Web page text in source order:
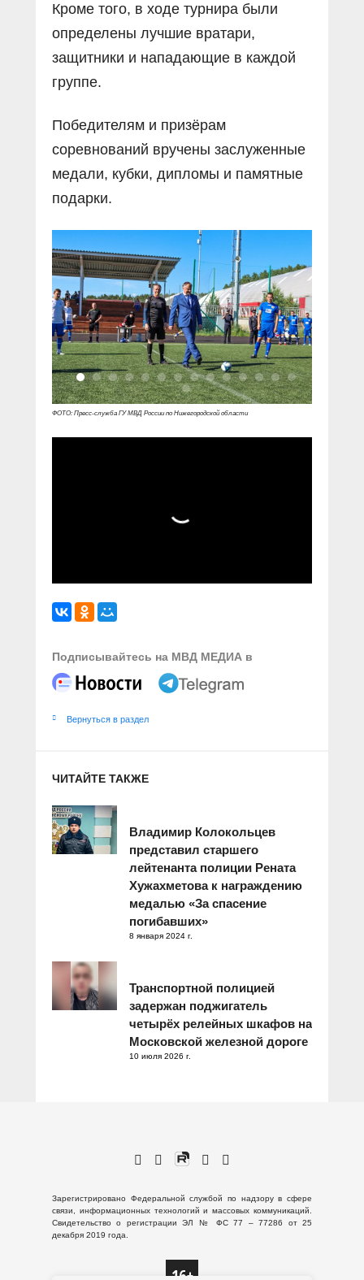
Кроме того, в ходе турнира были
определены лучшие вратари,
защитники и нападающие в каждой
группе.
Победителям и призёрам
соревнований вручены заслуженные
медали, кубки, дипломы и памятные
подарки.
ФОТО: Пресс-служба ГУ МВД России по Нижегородской области
Подписывайтесь на МВД МЕДИА в
Вернуться в раздел
ЧИТАЙТЕ ТАКЖЕ
Владимир Колокольцев
представил старшего
лейтенанта полиции Рената
Хужахметова к награждению
медалью «За спасение
погибавших»
8 января 2024 г.
Транспортной полицией
задержан поджигатель
четырёх релейных шкафов на
Московской железной дороге
10 июля 2026 г.
Зарегистрировано Федеральной службой по надзору в сфере
связи, информационных технологий и массовых коммуникаций.
Свидетельство о регистрации ЭЛ № ФС 77 – 77286 от 25
декабря 2019 года.